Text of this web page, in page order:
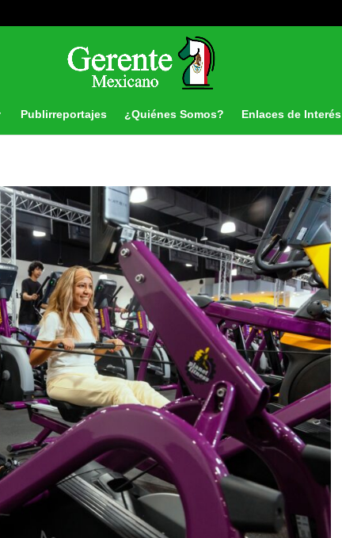
Publirreportajes ¿Quiénes Somos? Enlaces de Interés